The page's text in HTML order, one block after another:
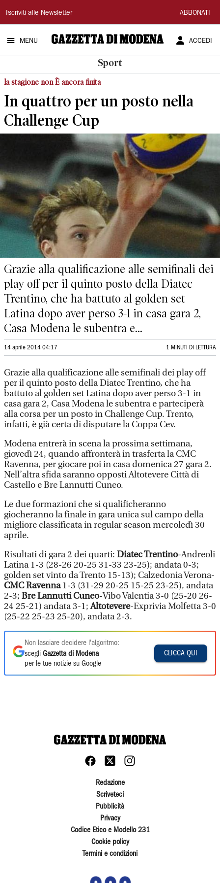
Gazzetta
di
Modena
Iscriviti alle Newsletter ABBONATI
MENU ACCEDI
Sport
la stagione non È ancora finita
In quattro per un posto nella
Challenge Cup
Grazie alla qualificazione alle semifinali dei
play off per il quinto posto della Diatec
Trentino, che ha battuto al golden set
Latina dopo aver perso 3-1 in casa gara 2,
Casa Modena le subentra e...
14 aprile 2014 04:17 1 MINUTI DI LETTURA
Grazie alla qualificazione alle semifinali dei play off
per il quinto posto della Diatec Trentino, che ha
battuto al golden set Latina dopo aver perso 3-1 in
casa gara 2, Casa Modena le subentra e parteciperà
alla corsa per un posto in Challenge Cup. Trento,
infatti, è già certa di disputare la Coppa Cev.
Modena entrerà in scena la prossima settimana,
giovedì 24, quando affronterà in trasferta la CMC
Ravenna, per giocare poi in casa domenica 27 gara 2.
Nell’altra sfida saranno opposti Altotevere Città di
Castello e Bre Lannutti Cuneo.
Le due formazioni che si qualificheranno
giocheranno la finale in gara unica sul campo della
migliore classificata in regular season mercoledì 30
aprile.
Risultati di gara 2 dei quarti: Diatec Trentino-Andreoli
Latina 1-3 (28-26 20-25 31-33 23-25); andata 0-3;
golden set vinto da Trento 15-13); Calzedonia Verona-
CMC Ravenna1-3 (31-29 20-25 15-25 23-25), andata
2-3; Bre Lannutti Cuneo-Vibo Valentia 3-0 (25-20 26-
24 25-21) andata 3-1;Altotevere-Exprivia Molfetta 3-0
(25-22 25-23 25-20), andata 2-3.
Non lasciare decidere l'algoritmo:
scegli Gazzetta di Modena
per le tue notizie su Google
CLICCA QUI
Redazione
Scriveteci
Pubblicità
Privacy
Codice Etico e Modello 231
Cookie policy
Termini e condizioni